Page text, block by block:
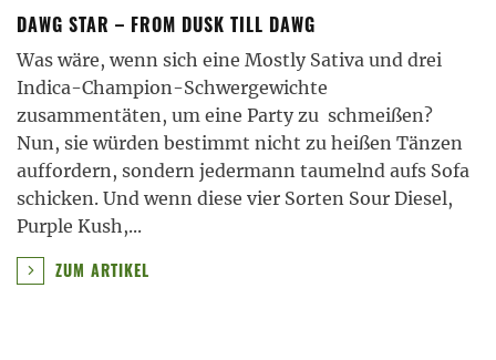
DAWG STAR – FROM DUSK TILL DAWG
Was wäre, wenn sich eine Mostly Sativa und drei
Indica-Champion-Schwergewichte
zusammentäten, um eine Party zu schmeißen?
Nun, sie würden bestimmt nicht zu heißen Tänzen
auffordern, sondern jedermann taumelnd aufs Sofa
schicken. Und wenn diese vier Sorten Sour Diesel,
Purple Kush,...
ZUM ARTIKEL